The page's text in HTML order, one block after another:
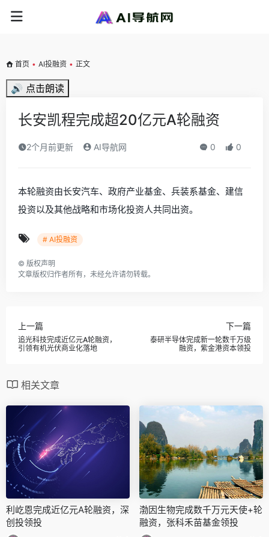
首页 • AI投融资 • 正文
🔊 点击朗读
长安凯程完成超20亿元A轮融资
2个月前更新 AI导航网 0 0
本轮融资由长安汽车、政府产业基金、兵装系基金、建信
投资以及其他战略和市场化投资人共同出资。
# AI投融资
© 版权声明
文章版权归作者所有，未经允许请勿转载。
上一篇
追光科技完成近亿元A轮融资，
引领有机光伏商业化落地
下一篇
泰研半导体完成新一轮数千万级
融资，紫金港资本领投
相关文章
利屹恩完成近亿元A轮融资，深
创投领投
渤因生物完成数千万元天使+轮
融资，张科禾苗基金领投